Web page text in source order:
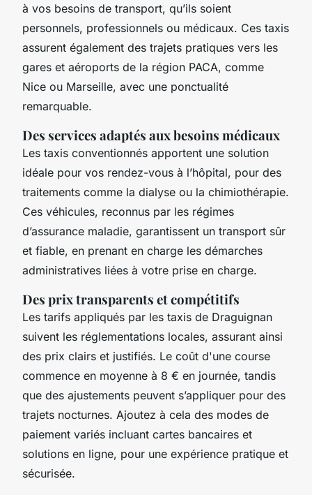
à vos besoins de transport, qu’ils soient
personnels, professionnels ou médicaux. Ces taxis
assurent également des trajets pratiques vers les
gares et aéroports de la région PACA, comme
Nice ou Marseille, avec une ponctualité
remarquable.
Des services adaptés aux besoins médicaux
Les taxis conventionnés apportent une solution
idéale pour vos rendez-vous à l’hôpital, pour des
traitements comme la dialyse ou la chimiothérapie.
Ces véhicules, reconnus par les régimes
d’assurance maladie, garantissent un transport sûr
et fiable, en prenant en charge les démarches
administratives liées à votre prise en charge.
Des prix transparents et compétitifs
Les tarifs appliqués par les taxis de Draguignan
suivent les réglementations locales, assurant ainsi
des prix clairs et justifiés. Le coût d'une course
commence en moyenne à 8 € en journée, tandis
que des ajustements peuvent s’appliquer pour des
trajets nocturnes. Ajoutez à cela des modes de
paiement variés incluant cartes bancaires et
solutions en ligne, pour une expérience pratique et
sécurisée.